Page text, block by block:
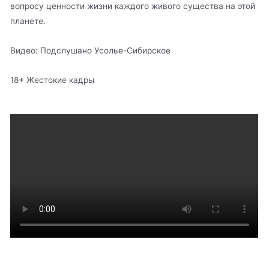
вопросу ценности жизни каждого живого существа на этой
планете.
Видео: Подслушано Усолье-Сибирское
18+ Жестокие кадры